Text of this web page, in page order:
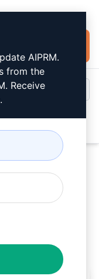
Copywriting
unica al 100%
AIPRM.
from the
Receive